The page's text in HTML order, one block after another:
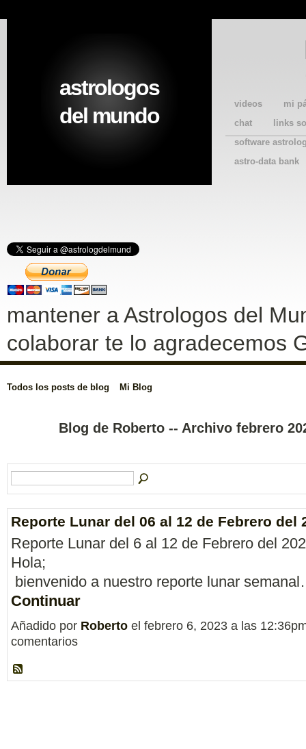
videos
mi
chat
links
software
astro-data bank
astrologos
del mundo
mantener a Astrologos del
colaborar te lo agradecemos
Todos los posts de blog Mi Blog
Blog de Roberto -- Archivo febrero
Reporte Lunar del 06 al 12 de Febrero del
Reporte Lunar del 6 al 12 de Febrero del
Hola;
bienvenido a nuestro reporte lunar
Continuar
Añadido por Roberto el febrero 6, 2023 a las
comentarios